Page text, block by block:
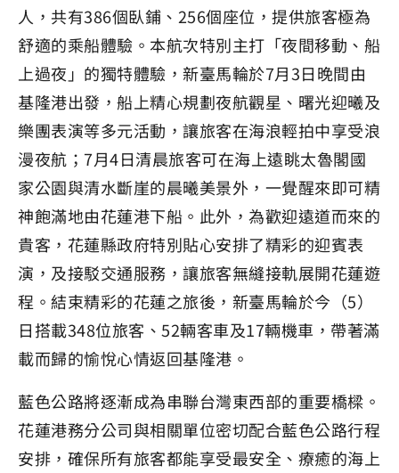
人，共有386個臥鋪、256個座位，提供旅客極為
舒適的乘船體驗。本航次特別主打「夜間移動、船
上過夜」的獨特體驗，新臺馬輪於7月3日晚間由
基隆港出發，船上精心規劃夜航觀星、曙光迎曦及
樂團表演等多元活動，讓旅客在海浪輕拍中享受浪
漫夜航；7月4日清晨旅客可在海上遠眺太魯閣國
家公園與清水斷崖的晨曦美景外，一覺醒來即可精
神飽滿地由花蓮港下船。此外，為歡迎遠道而來的
貴客，花蓮縣政府特別貼心安排了精彩的迎賓表
演，及接駁交通服務，讓旅客無縫接軌展開花蓮遊
程。結束精彩的花蓮之旅後，新臺馬輪於今（5）
日搭載348位旅客、52輛客車及17輛機車，帶著滿
載而歸的愉悅心情返回基隆港。
藍色公路將逐漸成為串聯台灣東西部的重要橋樑。
花蓮港務分公司與相關單位密切配合藍色公路行程
安排，確保所有旅客都能享受最安全、療癒的海上